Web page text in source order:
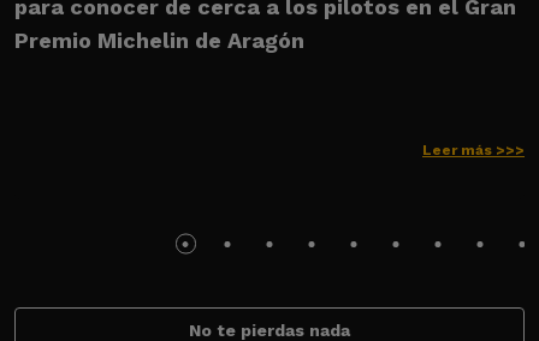
para conocer de cerca a los pilotos en el Gran
Premio Michelin de Aragón
Leer más >>>
No te pierdas nada